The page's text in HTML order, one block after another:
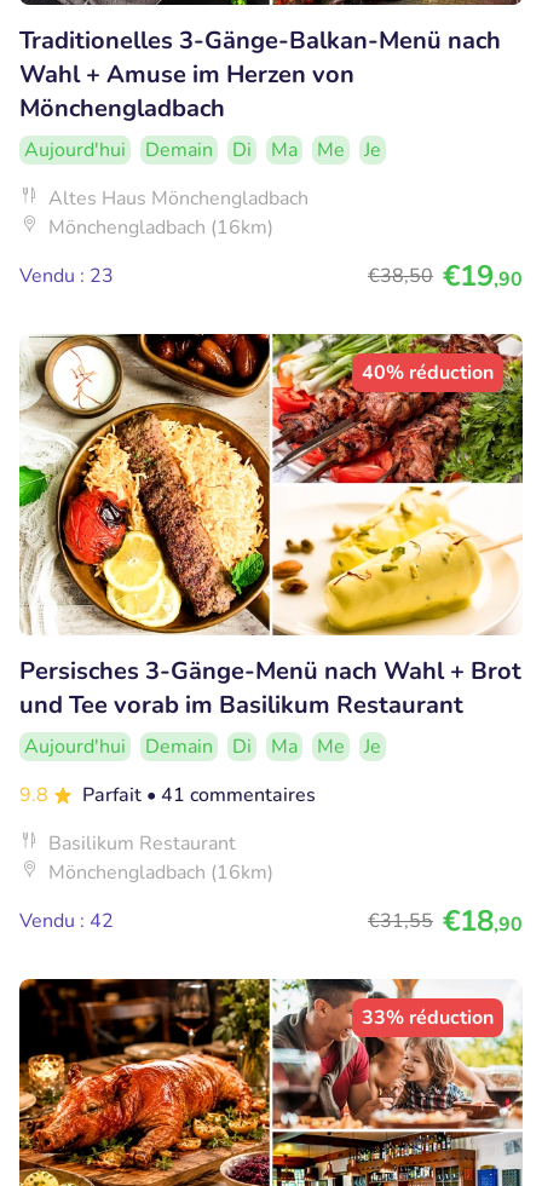
Traditionelles 3-Gänge-Balkan-Menü nach
Wahl + Amuse im Herzen von
Mönchengladbach
Aujourd'hui Demain Di Ma Me
Je
Altes Haus Mönchengladbach
Mönchengladbach (16km)
Vendu : 23
€38,50 €19,90
40% réduction
Persisches 3-Gänge-Menü nach Wahl + Brot
und Tee vorab im Basilikum Restaurant
Aujourd'hui Demain Di Ma Me
Je
9.8
Parfait • 41 commentaires
Basilikum Restaurant
Mönchengladbach (16km)
Vendu : 42
€31,55 €18,90
33% réduction